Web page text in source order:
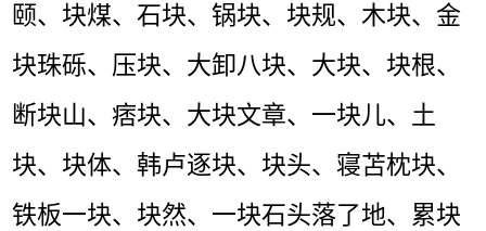
颐、块煤、石块、锅块、块规、木块、金
块珠砾、压块、大卸八块、大块、块根、
断块山、痞块、大块文章、一块儿、土
块、块体、韩卢逐块、块头、寝苫枕块、
铁板一块、块然、一块石头落了地、累块